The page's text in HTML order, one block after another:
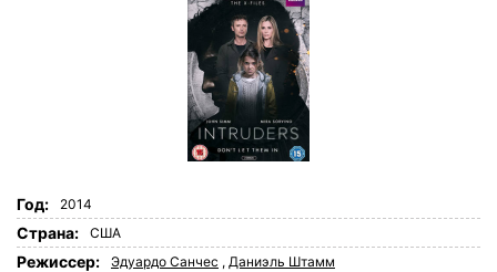
Год: 2014
Страна: США
Режиссер: Эдуардо Санчес , Даниэль Штамм